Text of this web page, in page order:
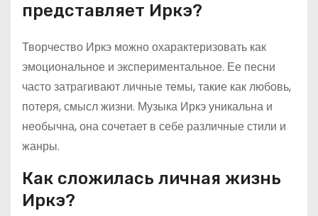
представляет Иркэ?
Творчество Иркэ можно охарактеризовать как
эмоциональное и экспериментальное. Ее песни
часто затрагивают личные темы, такие как любовь,
потеря, смысл жизни. Музыка Иркэ уникальна и
необычна, она сочетает в себе различные стили и
жанры.
Как сложилась личная жизнь
Иркэ?